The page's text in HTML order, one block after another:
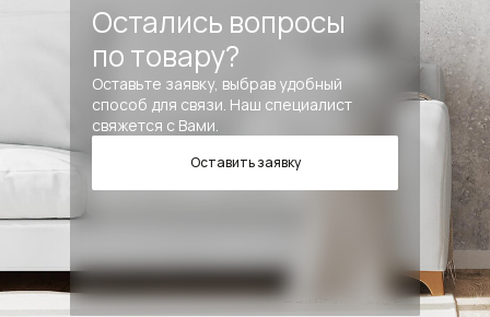
Остались вопросы
по товару?
Оставьте заявку, выбрав удобный
способ для связи. Наш специалист
свяжется с Вами.
Оставить заявку